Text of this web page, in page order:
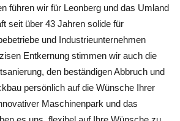
führen wir für Leonberg und das Umland
seit über 43 Jahren solide für
und Industrieunternehmen
Entkernung stimmen wir auch die
den beständigen Abbruch und
persönlich auf die Wünsche Ihrer
Maschinenpark und das